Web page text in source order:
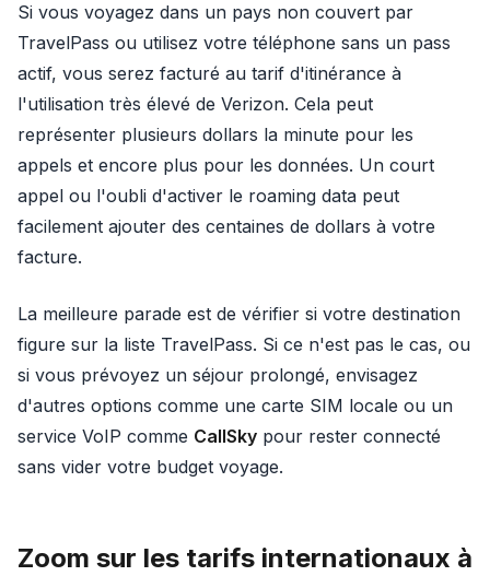
Si vous voyagez dans un pays non couvert par
TravelPass ou utilisez votre téléphone sans un pass
actif, vous serez facturé au tarif d'itinérance à
l'utilisation très élevé de Verizon. Cela peut
représenter plusieurs dollars la minute pour les
appels et encore plus pour les données. Un court
appel ou l'oubli d'activer le roaming data peut
facilement ajouter des centaines de dollars à votre
facture.
La meilleure parade est de vérifier si votre destination
figure sur la liste TravelPass. Si ce n'est pas le cas, ou
si vous prévoyez un séjour prolongé, envisagez
d'autres options comme une carte SIM locale ou un
service VoIP comme CallSky pour rester connecté
sans vider votre budget voyage.
Zoom sur les tarifs internationaux à